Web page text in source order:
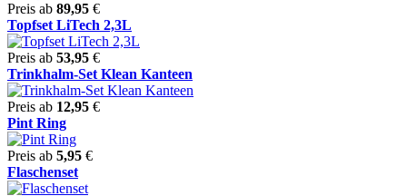
Preis ab 89,95 €
Topfset LiTech 2,3L
Preis ab 53,95 €
Trinkhalm-Set Klean Kanteen
Preis ab 12,95 €
Pint Ring
Preis ab 5,95 €
Flaschenset